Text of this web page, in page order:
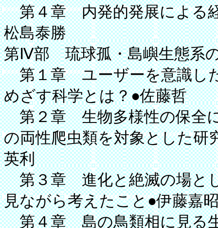
第４章 内発的発展による
松島泰勝
第Ⅳ部 琉球孤・島嶼生態系
第１章 ユーザーを意識し
めざす科学とは？●佐藤哲
第２章 生物多様性の保全
の両性爬虫類を対象とした研
英利
第３章 進化と絶滅の場と
見ながら考えたこと●伊藤嘉
第４章 島の鳥類相に見る